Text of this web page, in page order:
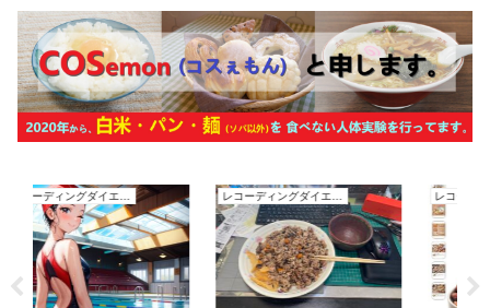
レコーディングダイエット レコーディングダイエット レコーデ
懇親会で
過ぎエピ
日】